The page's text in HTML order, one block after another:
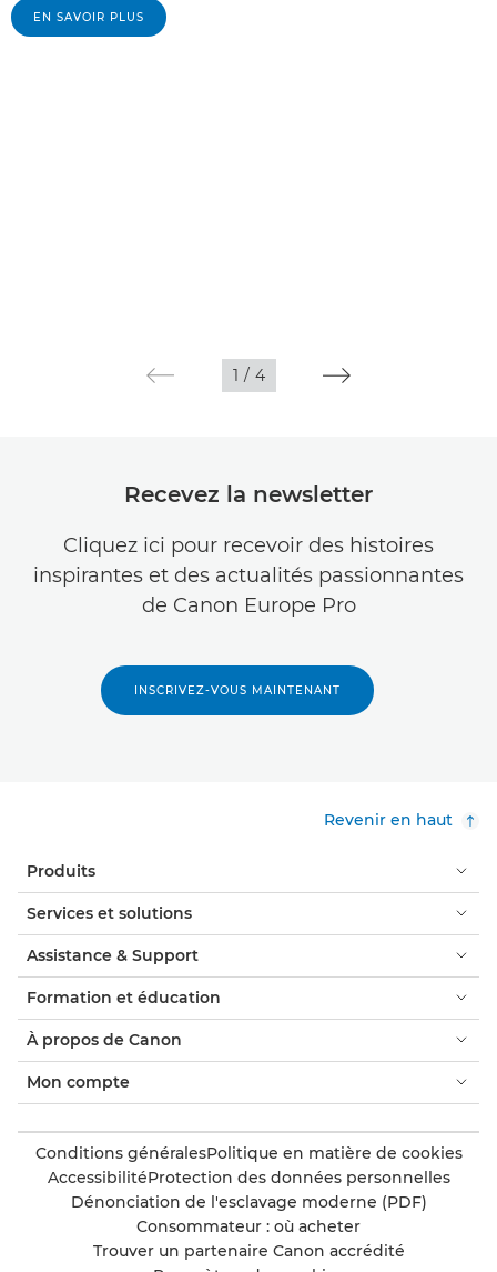
EN SAVOIR PLUS
1 / 4
Recevez la newsletter
Cliquez ici pour recevoir des histoires
inspirantes et des actualités passionnantes
de Canon Europe Pro
INSCRIVEZ-VOUS MAINTENANT
Revenir en haut
Produits
Services et solutions
Assistance & Support
Formation et éducation
À propos de Canon
Mon compte
Conditions généralesPolitique en matière de cookies
AccessibilitéProtection des données personnelles
Dénonciation de l'esclavage moderne (PDF)
Consommateur : où acheter
Trouver un partenaire Canon accrédité